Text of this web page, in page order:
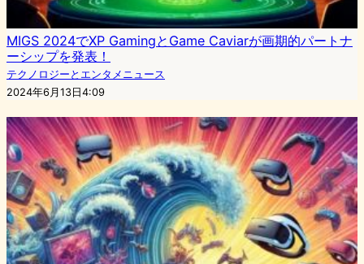
MIGS 2024でXP GamingとGame Caviarが画期的パートナ
ーシップを発表！
テクノロジーとエンタメニュース
2024年6月13日4:09